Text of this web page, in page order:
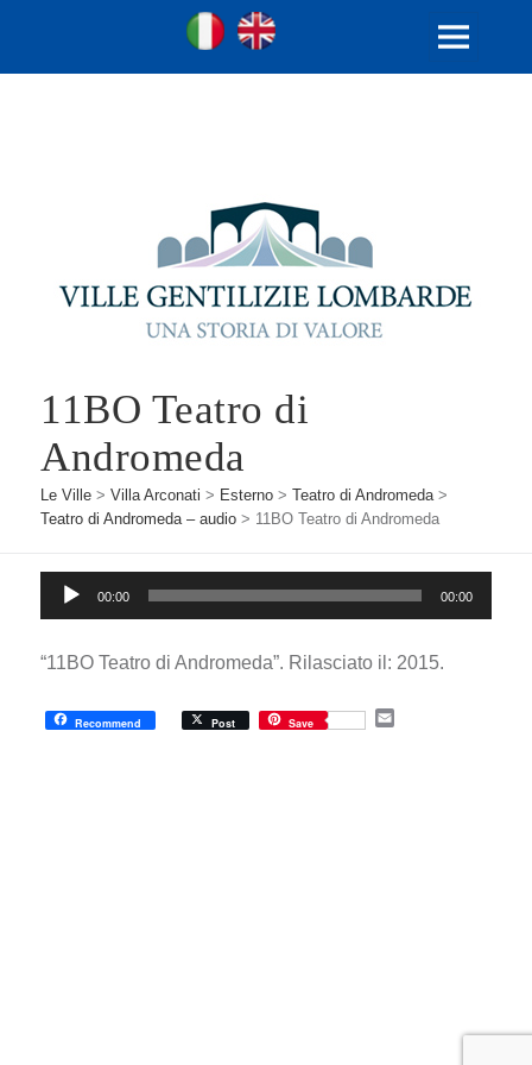
Ville Gentilizie Lombarde
Ita
MENU
11BO Teatro di
Andromeda
Le Ville >Villa Arconati > Esterno >Teatro di Andromeda>
Teatro di Andromeda – audio > 11BO Teatro di Andromeda
Player
00:00 00:00
“11BO Teatro di Andromeda”. Rilasciato il: 2015.
Recommend Post Save